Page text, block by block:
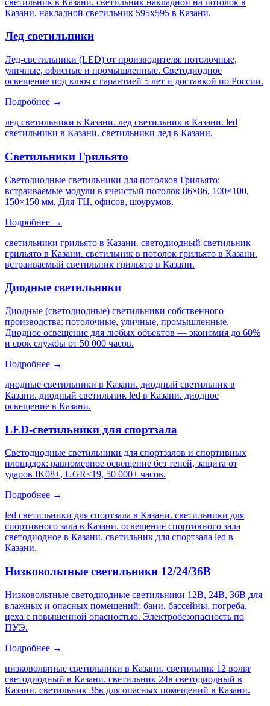
Казани. накладной светильник 595х595 в Казани.
Лед светильники
Лед-светильники (LED) от производителя: потолочные,
уличные, офисные и промышленные. Светодиодное
освещение под ключ с гарантией 5 лет и доставкой по России.
Подробнее →
лед светильники в Казани. лед светильник в Казани. led
светильники в Казани. светильники лед в Казани.
Светильники Грильято
Светодиодные светильники для потолков Грильято:
встраиваемые модули в ячеистый потолок 86×86, 100×100,
150×150 мм. Для ТЦ, офисов, шоурумов.
Подробнее →
светильники грильято в Казани. светодиодный светильник
грильято в Казани. светильник в потолок грильято в Казани.
встраиваемый светильник грильято в Казани.
Диодные светильники
Диодные (светодиодные) светильники собственного
производства: потолочные, уличные, промышленные.
Диодное освещение для любых объектов — экономия до 60%
и срок службы от 50 000 часов.
Подробнее →
диодные светильники в Казани. диодный светильник в
Казани. диодный светильник led в Казани. диодное
освещение в Казани.
LED-светильники для спортзала
Светодиодные светильники для спортзалов и спортивных
площадок: равномерное освещение без теней, защита от
ударов IK08+, UGR<19, 50 000+ часов.
Подробнее →
led светильники для спортзала в Казани. светильники для
спортивного зала в Казани. освещение спортивного зала
светодиодное в Казани. светильник для спортзала led в
Казани.
Низковольтные светильники 12/24/36В
Низковольтные светодиодные светильники 12В, 24В, 36В для
влажных и опасных помещений: бани, бассейны, погреба,
цеха с повышенной опасностью. Электробезопасность по
ПУЭ.
Подробнее →
низковольтные светильники в Казани. светильник 12 вольт
светодиодный в Казани. светильник 24в светодиодный в
Казани. светильник 36в для опасных помещений в Казани.